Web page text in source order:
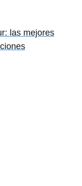
las mejores